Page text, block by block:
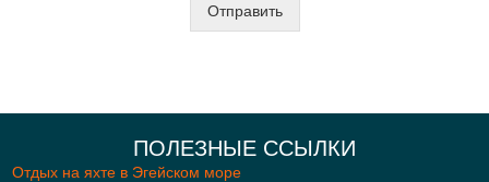
Отправить
ПОЛЕЗНЫЕ ССЫЛКИ
Отдых на яхте в Эгейском море